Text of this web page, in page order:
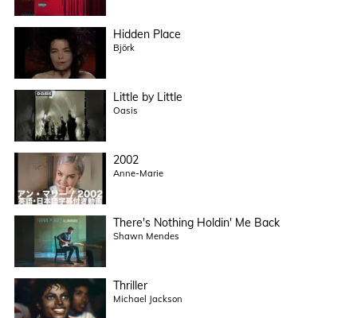
Hidden Place
Björk
Little by Little
Oasis
2002
Anne-Marie
There's Nothing Holdin' Me Back
Shawn Mendes
Thriller
Michael Jackson